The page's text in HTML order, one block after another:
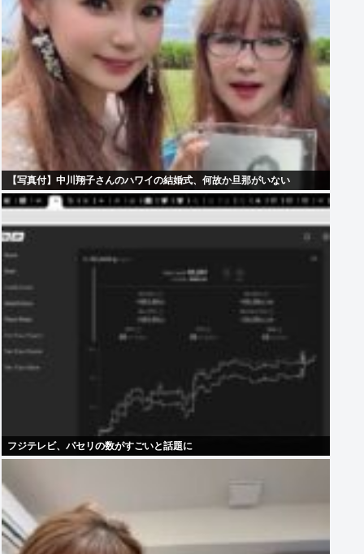
【写真付】中川翔子さんのハワイの結婚式、何故か旦那がいない
フジテレビ、パセリの数がすごいと話題に